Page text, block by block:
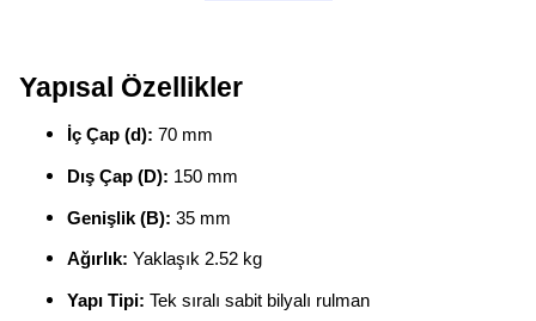
Yapısal Özellikler
İç Çap (d): 70 mm
Dış Çap (D): 150 mm
Genişlik (B): 35 mm
Ağırlık: Yaklaşık 2.52 kg
Yapı Tipi: Tek sıralı sabit bilyalı rulman